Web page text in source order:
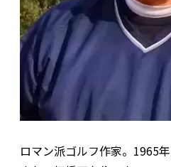
ロマン派ゴルフ作家。1965